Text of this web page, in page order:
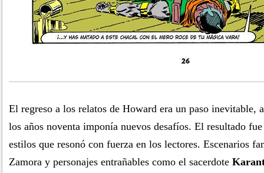
El regreso a los relatos de Howard era un paso inevitable,
los años noventa imponía nuevos desafíos. El resultado
estilos que resonó con fuerza en los lectores. Escenarios
Zamora y personajes entrañables como el sacerdote